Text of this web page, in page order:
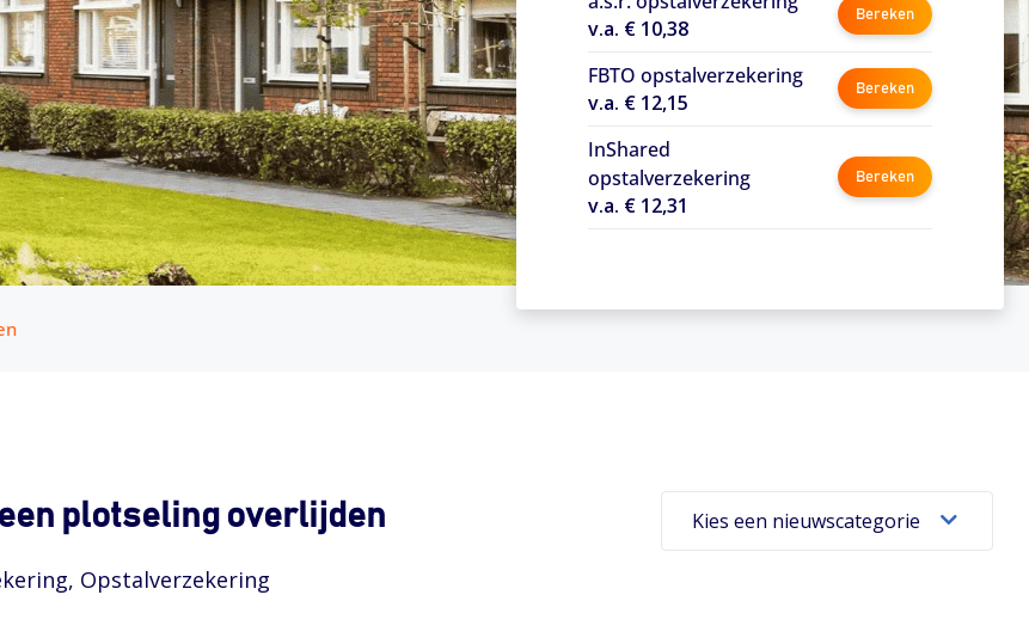
v.a. € 10,38
Bereken
FBTO opstalverzekering
v.a. € 12,15
Bereken
InShared
opstalverzekering
v.a. € 12,31
Bereken
plotseling overlijden
Opstalverzekering
Kies een nieuwscategorie